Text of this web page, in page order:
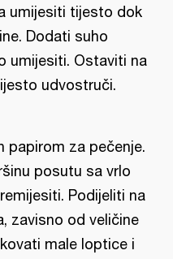
umijesiti tijesto dok
Dodati suho
umijesiti. Ostaviti na
udvostruči.
papirom za pečenje.
posutu sa vrlo
Podijeliti na
zavisno od veličine
male loptice i